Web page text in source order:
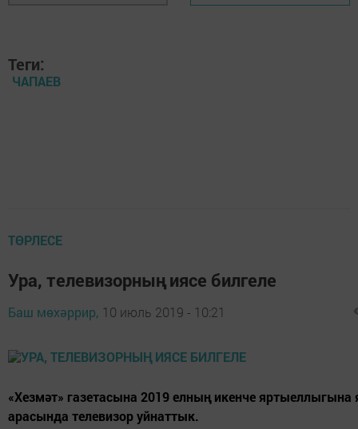
Теги:
ЧАПАЕВ
ТӨРЛЕСЕ
Ура, телевизорның иясе билгеле
Баш мөхәррир, 10 июль 2019 - 10:21
«Хезмәт» газетасына 2019 елның икенче
арасында телевизор уйнаттык.